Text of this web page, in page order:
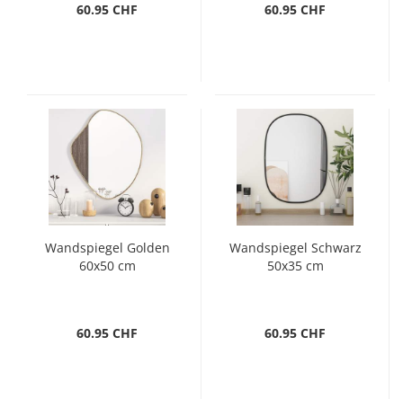
60.95 CHF 60.95 CHF
Wandspiegel Golden
60x50 cm
60.95 CHF
Wandspiegel Schwarz
50x35 cm
60.95 CHF